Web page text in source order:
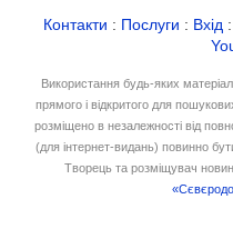
Контакти : Послуги : Вхід
Використання будь-яких
прямого і відкритого для
розміщено в незалежності від
(для інтернет-видань) повинно
Творець та розміщувач